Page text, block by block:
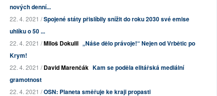
nových denní...
22. 4. 2021 /Spojené státy přislíbily snížit do roku 2030 své emise
uhlíku o 50 ...
22. 4. 2021 /Miloš Dokulil „Náše dělo právoje!“ Nejen od Vrbětic po
Krym!
22. 4. 2021 /David Marenčák Kam se poděla elitářská mediální
gramotnost
22. 4. 2021 /OSN: Planeta směřuje ke kraji propasti